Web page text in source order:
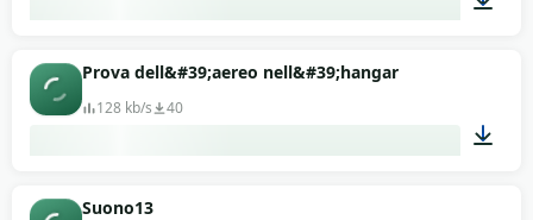
Prova dell&#39;aereo nell&#39;hangar
128 kb/s 40
Suono13